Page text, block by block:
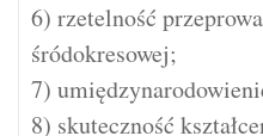
6) rzetelność
śródokresowej;
7)
8) skuteczność